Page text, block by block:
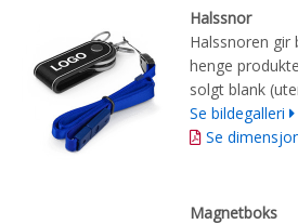
Halssnor
Halssnoren gir
henge
solgt blank
Se bildegalleri
Se
Magnetboks